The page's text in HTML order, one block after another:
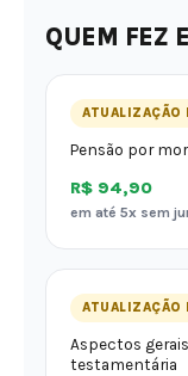
QUEM FEZ
ATUALIZAÇÃO
Pensão por
R$ 94,90
em até 5x sem
ATUALIZAÇÃO
Aspectos
testamentária